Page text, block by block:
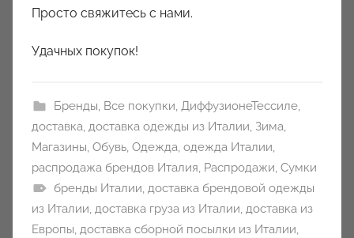
Просто свяжитесь с нами.
Удачных покупок!
Бренды, Все покупки, ДиффузионеТессиле,
доставка, доставка одежды из Италии, Зима,
Магазины, Обувь, Одежда, одежда Италии,
распродажа брендов Италия, Распродажи, Сумки
бренды Италии, доставка брендовой одежды
из Италии, доставка груза из Италии, доставка из
Европы, доставка сборной посылки из Италии,